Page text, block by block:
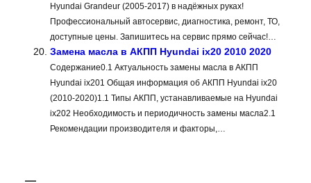
Hyundai Grandeur (2005-2017) в надёжных руках!
Профессиональный автосервис, диагностика, ремонт, ТО,
доступные цены. Запишитесь на сервис прямо сейчас!…
Замена масла в АКПП Hyundai ix20 2010 2020
Содержание0.1 Актуальность замены масла в АКПП
Hyundai ix201 Общая информация об АКПП Hyundai ix20
(2010-2020)1.1 Типы АКПП, устанавливаемые на Hyundai
ix202 Необходимость и периодичность замены масла2.1
Рекомендации производителя и факторы,…